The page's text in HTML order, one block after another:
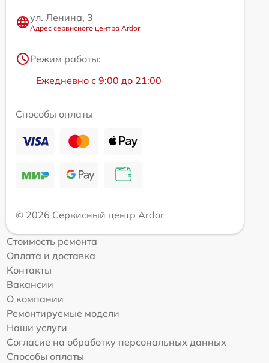
ул. Ленина, 3
Адрес сервисного центра Ardor
Режим работы:
Ежедневно с 9:00 до 21:00
Способы оплаты
© 2026 Сервисный центр Ardor
Стоимость ремонта
Оплата и доставка
Контакты
Вакансии
О компании
Ремонтируемые модели
Наши услуги
Согласие на обработку персональных данных
Способы оплаты